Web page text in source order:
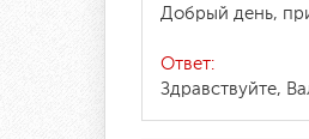
Добрый день,
Ответ:
Здравствуйте,